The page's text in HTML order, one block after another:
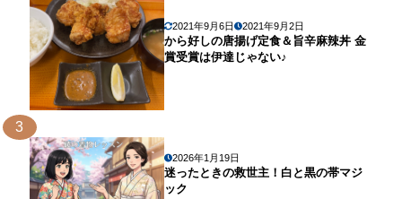
2021年9月6日 2021年9月2日
から好しの唐揚げ定食＆旨辛麻辣丼 金
賞受賞は伊達じゃない♪
3
2026年1月19日
迷ったときの救世主！白と黒の帯マジ
ック